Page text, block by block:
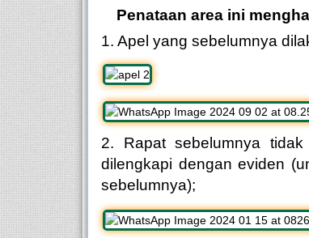
Penataan area ini
1. Apel yang sebelumnya
2. Rapat sebelumnya
dilengkapi dengan eviden
sebelumnya);